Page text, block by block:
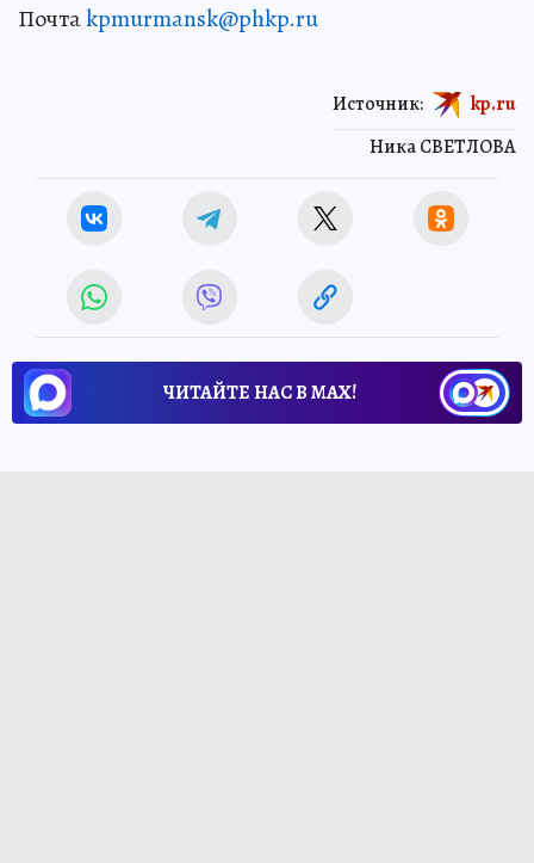
Почтаkpmurmansk@phkp.ru
Ника СВЕТЛОВА
Источник: kp.ru
ЧИТАЙТЕ НАС В МАХ!